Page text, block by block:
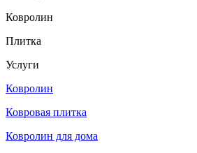
Ковролин
Плитка
Услуги
Ковролин
Ковровая плитка
Ковролин для дома